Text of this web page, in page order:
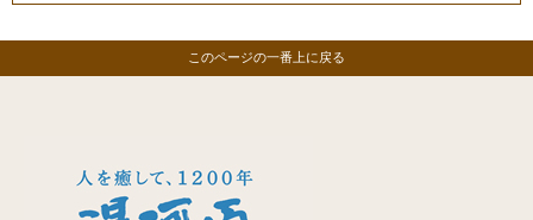
このページの一番上に戻る